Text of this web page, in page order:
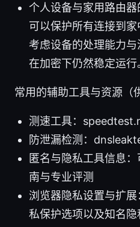
个人设备与家用路由
可以保护所有连接到
考虑设备的处理能力
在加密下仍然稳定运行
常用的辅助工具与资源（
测速工具：
防泄漏检测：
匿名与隐私工具信息
南与专业评测
浏览器隐私设置与扩
私保护选项以及知名隐